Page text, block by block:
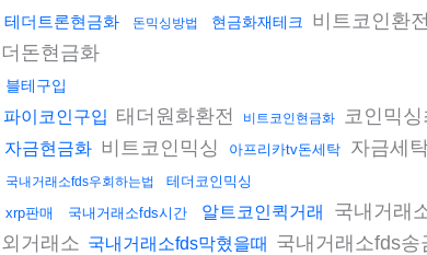
테더트론현금화
돈믹싱방법 현금화재테크 비트코인환전
더돈현금화
블테구입
파이코인구입 태더원화환전 비트코인현금화 코인믹
자금현금화 비트코인믹싱 아프리카tv돈세탁 자금세
국내거래소fds우회하는법
테더코인믹싱
xrp판매
국내거래소fds시간 알트코인퀵거래 국내거래
외거래소 국내거래소fds막혔을때 국내거래소fds송